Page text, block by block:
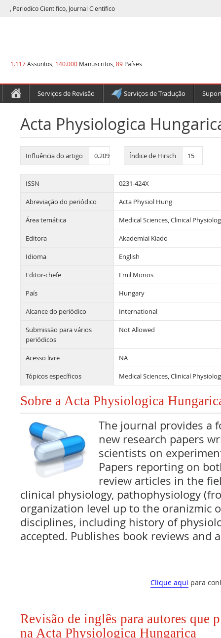
, Periodico Cientifico, Journal Cientifico
1.117Assuntos, 140.000 Manuscritos, 89 Países
Serviços de Revisão Serviços de Tradução
Acta Physiologica
Influência do artigo 0.209 Índice de Hirsch 15
ISSN 0231-424X
Abreviação do periódico Acta Physiol Hung
Área temática Medical Sciences, Clinical
Editora Akademiai Kiado
Idioma English
Editor-chefe Emil Monos
País Hungary
Alcance do periódico International
Submissão para vários
periódicos
Not Allowed
Acesso livre NA
Tópicos específicos Medical Sciences, Clinical
Sobre a Acta Physiologica
The journal provides a
new research papers
scientists on
Papers reporting on
review articles in the
clinical physiology, pathophysiology
organization level up to the oranizmic
disciplines, including history of
accepted. Publishes book reviews and
Clique aqui para
Revisão de inglês para autores que
na Acta Physiologica Hungarica